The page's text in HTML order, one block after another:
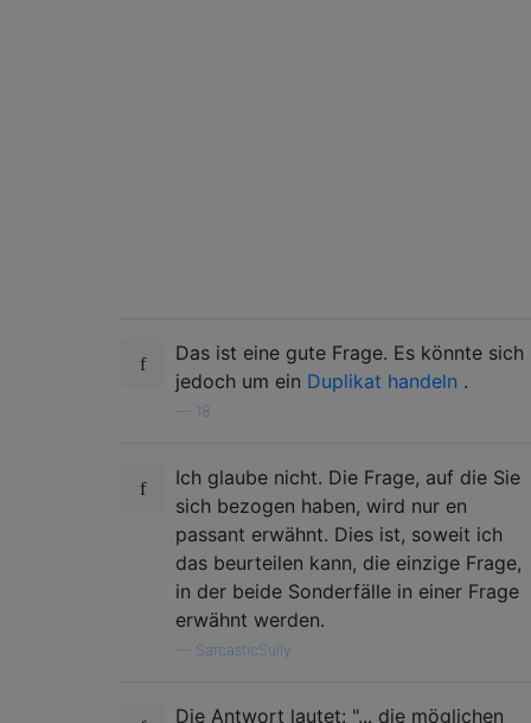
Das ist eine gute Frage. Es könnte sich
jedoch um ein Duplikat handeln .
18.
Ich glaube nicht. Die Frage, auf die Sie
sich bezogen haben, wird nur en
passant erwähnt. Dies ist, soweit ich
das beurteilen kann, die einzige Frage,
in der beide Sonderfälle in einer Frage
erwähnt werden.
SarcasticSully
Die Antwort lautet: "... die möglichen